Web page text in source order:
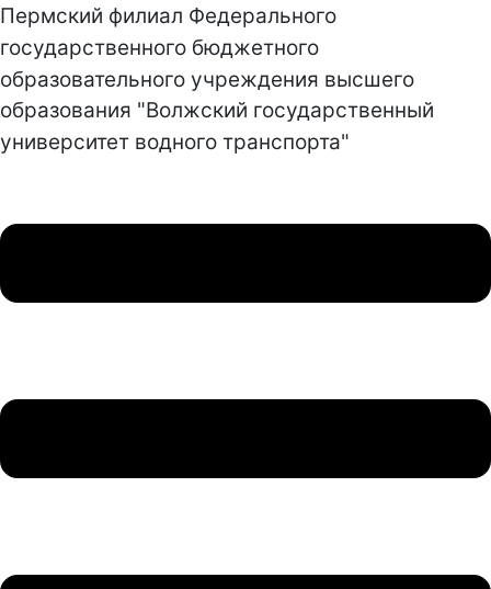
Пермский филиал Федерального
государственного бюджетного
образовательного учреждения высшего
образования "Волжский государственный
университет водного транспорта"